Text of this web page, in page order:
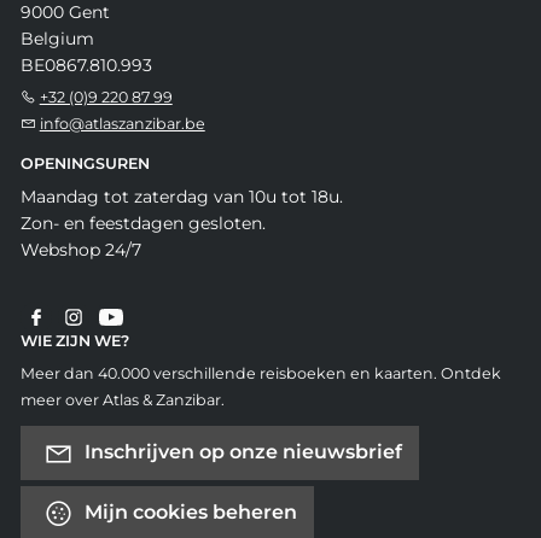
9000 Gent
Belgium
BE0867.810.993
+32 (0)9 220 87 99
info@atlaszanzibar.be
OPENINGSUREN
Maandag tot zaterdag van 10u tot 18u.
Zon- en feestdagen gesloten.
Webshop 24/7
WIE ZIJN WE?
Meer dan 40.000 verschillende reisboeken en kaarten. Ontdek
meer over Atlas & Zanzibar.
Inschrijven op onze nieuwsbrief
Mijn cookies beheren